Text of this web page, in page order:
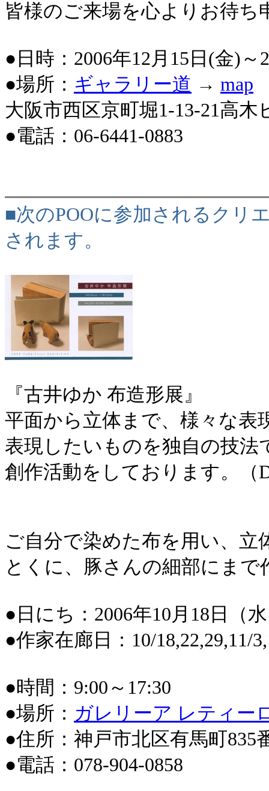
皆様のご来場を心よりお待ち
●日時：2006年12月15日(金)
●場所： ギャラリー道 → map
大阪市西区京町堀1-13-21高木
●電話：06-6441-0883
■次のPOOに参加されるクリ
されます。
『古井ゆか 布造形展』
平面から立体まで、様々な表
表現したいものを独自の技
創作活動をしております。（
ご自分で染めた布を用い、
とくに、豚さんの細部にま
●日にち：2006年10月18日（
●作家在廊日：10/18,22,29,11/
●時間：9:00～17:30
●場所： ガレリーア レティー
●住所：神戸市北区有馬町835
●電話：078-904-0858